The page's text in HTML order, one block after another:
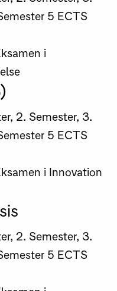
5 ECTS
i
2. Semester, 3.
5 ECTS
i Innovation
2. Semester, 3.
5 ECTS